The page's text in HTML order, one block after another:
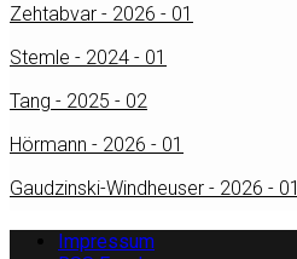
Zehtabvar - 2026 - 01
Stemle - 2024 - 01
Tang - 2025 - 02
Hörmann - 2026 - 01
Gaudzinski-Windheuser - 2026 - 01
Impressum